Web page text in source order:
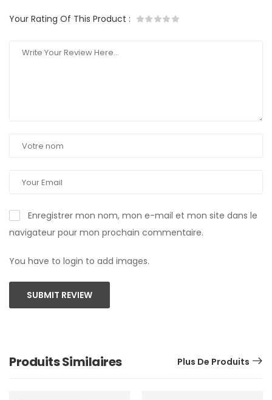
Your Rating Of This Product :
Enregistrer mon nom, mon e-mail et mon site dans le
navigateur pour mon prochain commentaire.
You have to login to add images.
SUBMIT REVIEW
Produits Similaires Plus De Produits